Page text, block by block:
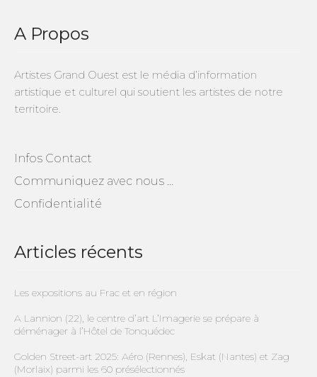
A Propos
Artistes Grand Ouest est le média d’information
artistique et culturel qui soutient les artistes de notre
territoire.
Infos Contact
Communiquez avec nous …
Confidentialité
Articles récents
Les expositions au Frac et en région
A Lannion (22), le centre d’art L’Imagerie se prépare à
déménager à l’Hôtel de Tonquédec
Golden Street-art 2025: Aéro (Rennes), Eskat (Nantes) et Zag
(Morlaix) parmi les 60 présélectionnés